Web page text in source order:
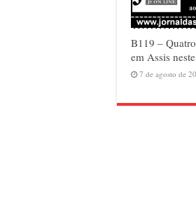
B119 –
em Assis
7 de agosto de